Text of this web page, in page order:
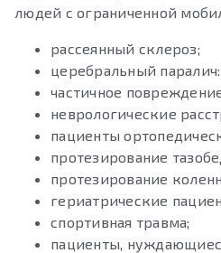
людей с ограниченной
рассеянный склероз;
церебральный
частичное
неврологические
пациенты
протезирование
протезирование
гериатрические
спортивная травма;
пациенты,